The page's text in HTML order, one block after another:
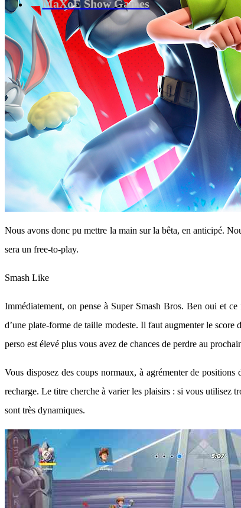
MaXoE Show Games
Nous avons donc pu mettre la main sur la bêta, en anticipé.
sera un free-to-play.
Smash Like
Immédiatement, on pense à Super Smash Bros. Ben oui et
d’une plate-forme de taille modeste. Il faut augmenter le
perso est élevé plus vous avez de chances de perdre au
Vous disposez des coups normaux, à agrémenter de
recharge. Le titre cherche à varier les plaisirs : si vous utilisez
sont très dynamiques.